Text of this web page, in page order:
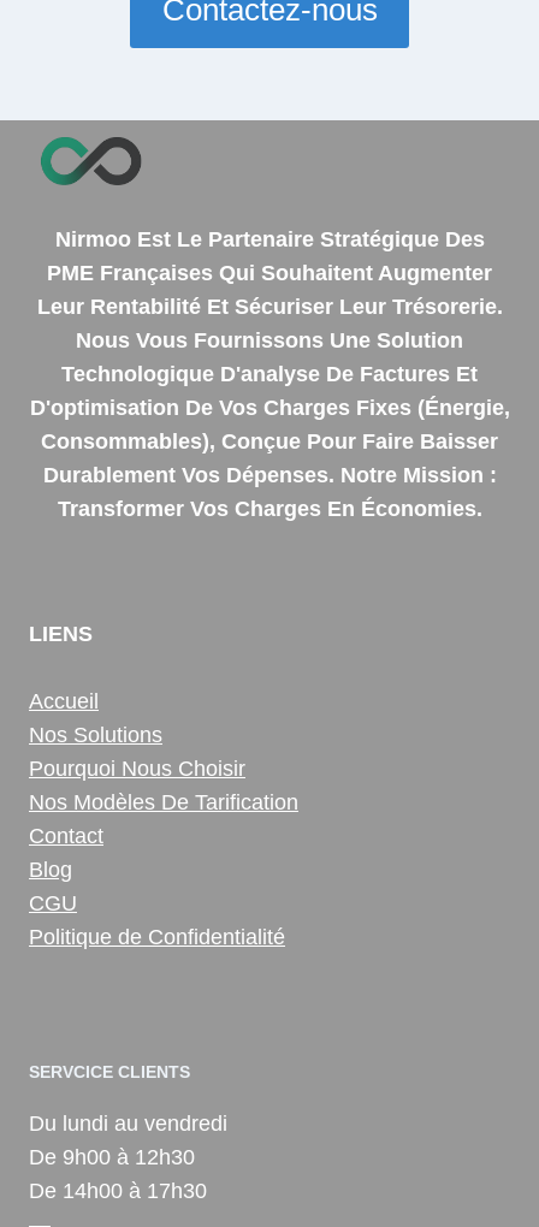
Contactez-nous
Nirmoo Est Le Partenaire Stratégique Des
PME Françaises Qui Souhaitent Augmenter
Leur Rentabilité Et Sécuriser Leur Trésorerie.
Nous Vous Fournissons Une Solution
Technologique D'analyse De Factures Et
D'optimisation De Vos Charges Fixes (énergie,
Consommables), Conçue Pour Faire Baisser
Durablement Vos Dépenses. Notre Mission :
Transformer Vos Charges En Économies.
LIENS
Accueil
Nos Solutions
Pourquoi Nous Choisir
Nos Modèles De Tarification
Contact
Blog
CGU
Politique de Confidentialité
SERVCICE CLIENTS
Du lundi au vendredi
De 9h00 à 12h30
De 14h00 à 17h30